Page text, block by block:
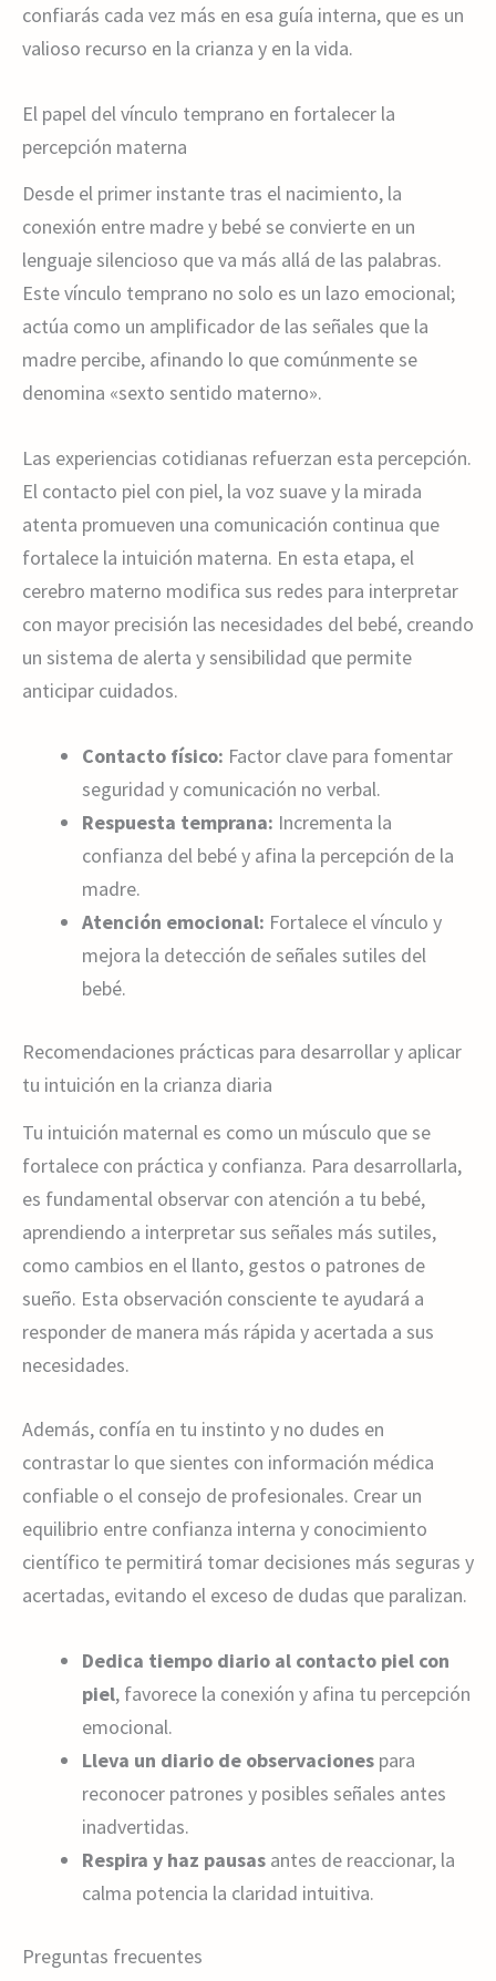
confiarás cada vez más en esa guía interna, que es un
valioso recurso en la crianza y en la vida.
El papel del vínculo temprano en fortalecer la
percepción materna
Desde el primer instante tras el nacimiento, la
conexión entre madre y bebé se convierte en un
lenguaje silencioso que va más allá de las palabras.
Este vínculo temprano no solo es un lazo emocional;
actúa como un amplificador de las señales que la
madre percibe, afinando lo que comúnmente se
denomina «sexto sentido materno».
Las experiencias cotidianas refuerzan esta percepción.
El contacto piel con piel, la voz suave y la mirada
atenta promueven una comunicación continua que
fortalece la intuición materna. En esta etapa, el
cerebro materno modifica sus redes para interpretar
con mayor precisión las necesidades del bebé, creando
un sistema de alerta y sensibilidad que permite
anticipar cuidados.
Contacto físico: Factor clave para fomentar
seguridad y comunicación no verbal.
Respuesta temprana: Incrementa la
confianza del bebé y afina la percepción de la
madre.
Atención emocional: Fortalece el vínculo y
mejora la detección de señales sutiles del
bebé.
Recomendaciones prácticas para desarrollar y aplicar
tu intuición en la crianza diaria
Tu intuición maternal es como un músculo que se
fortalece con práctica y confianza. Para desarrollarla,
es fundamental observar con atención a tu bebé,
aprendiendo a interpretar sus señales más sutiles,
como cambios en el llanto, gestos o patrones de
sueño. Esta observación consciente te ayudará a
responder de manera más rápida y acertada a sus
necesidades.
Además, confía en tu instinto y no dudes en
contrastar lo que sientes con información médica
confiable o el consejo de profesionales. Crear un
equilibrio entre confianza interna y conocimiento
científico te permitirá tomar decisiones más seguras y
acertadas, evitando el exceso de dudas que paralizan.
Dedica tiempo diario al contacto piel con
piel, favorece la conexión y afina tu percepción
emocional.
Lleva un diario de observaciones para
reconocer patrones y posibles señales antes
inadvertidas.
Respira y haz pausas antes de reaccionar, la
calma potencia la claridad intuitiva.
Preguntas frecuentes